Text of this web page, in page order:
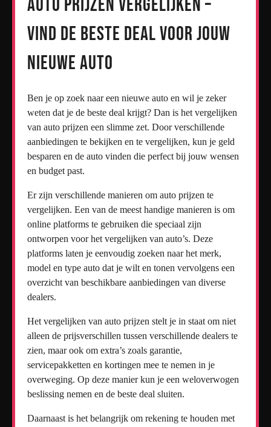
Auto Prijzen Vergelijken –
Vind de Beste Deal voor Jouw
Nieuwe Auto
Ben je op zoek naar een nieuwe auto en wil je zeker
weten dat je de beste deal krijgt? Dan is het vergelijken
van auto prijzen een slimme zet. Door verschillende
aanbiedingen te bekijken en te vergelijken, kun je geld
besparen en de auto vinden die perfect bij jouw wensen
en budget past.
Er zijn verschillende manieren om auto prijzen te
vergelijken. Een van de meest handige manieren is om
online platforms te gebruiken die speciaal zijn
ontworpen voor het vergelijken van auto’s. Deze
platforms laten je eenvoudig zoeken naar het merk,
model en type auto dat je wilt en tonen vervolgens een
overzicht van beschikbare aanbiedingen van diverse
dealers.
Het vergelijken van auto prijzen stelt je in staat om niet
alleen de prijsverschillen tussen verschillende dealers te
zien, maar ook om extra’s zoals garantie,
servicepakketten en kortingen mee te nemen in je
overweging. Op deze manier kun je een weloverwogen
beslissing nemen en de beste deal sluiten.
Daarnaast is het belangrijk om rekening te houden met